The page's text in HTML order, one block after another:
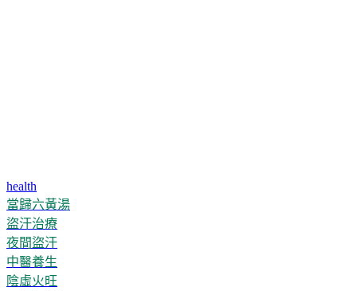
health
當歸六黃湯
盜汗治療
夜間盜汗
中醫養生
陰虛火旺